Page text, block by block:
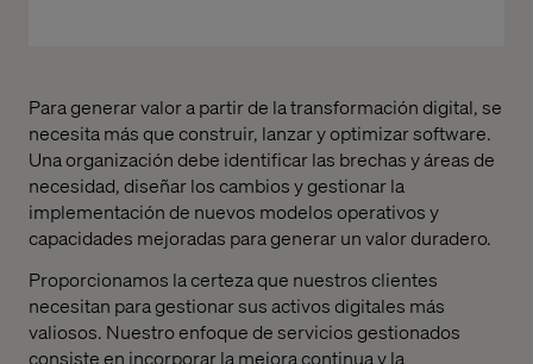
Para generar valor a partir de la transformación digital, se
necesita más que construir, lanzar y optimizar software.
Una organización debe identificar las brechas y áreas de
necesidad, diseñar los cambios y gestionar la
implementación de nuevos modelos operativos y
capacidades mejoradas para generar un valor duradero.
Proporcionamos la certeza que nuestros clientes
necesitan para gestionar sus activos digitales más
valiosos. Nuestro enfoque de servicios gestionados
consiste en incorporar la mejora continua y la